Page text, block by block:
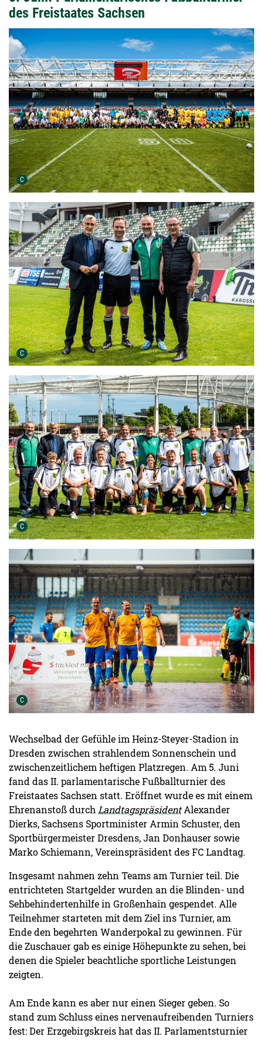
des Freistaates Sachsen
C Urheber der Grafik:
C Urheber der Grafik:
C Urheber der Grafik:
C Urheber der Grafik:
Wechselbad der Gefühle im Heinz-Steyer-Stadion in
Dresden zwischen strahlendem Sonnenschein und
zwischenzeitlichem heftigen Platzregen. Am 5. Juni
fand das II. parlamentarische Fußballturnier des
Freistaates Sachsen statt. Eröffnet wurde es mit einem
Ehrenanstoß durch LandtagspräsidentAlexander
Dierks, Sachsens Sportminister Armin Schuster, den
Sportbürgermeister Dresdens, Jan Donhauser sowie
Marko Schiemann, Vereinspräsident des FC Landtag.
Insgesamt nahmen zehn Teams am Turnier teil. Die
entrichteten Startgelder wurden an die Blinden- und
Sehbehindertenhilfe in Großenhain gespendet. Alle
Teilnehmer starteten mit dem Ziel ins Turnier, am
Ende den begehrten Wanderpokal zu gewinnen. Für
die Zuschauer gab es einige Höhepunkte zu sehen, bei
denen die Spieler beachtliche sportliche Leistungen
zeigten.
Am Ende kann es aber nur einen Sieger geben. So
stand zum Schluss eines nervenaufreibenden Turniers
fest: Der Erzgebirgskreis hat das II. Parlamentsturnier